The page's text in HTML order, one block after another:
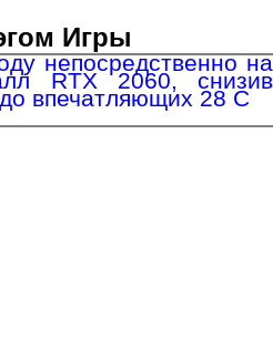
Игры
непосредственно на
RTX 2060, снизив
впечатляющих 28 C